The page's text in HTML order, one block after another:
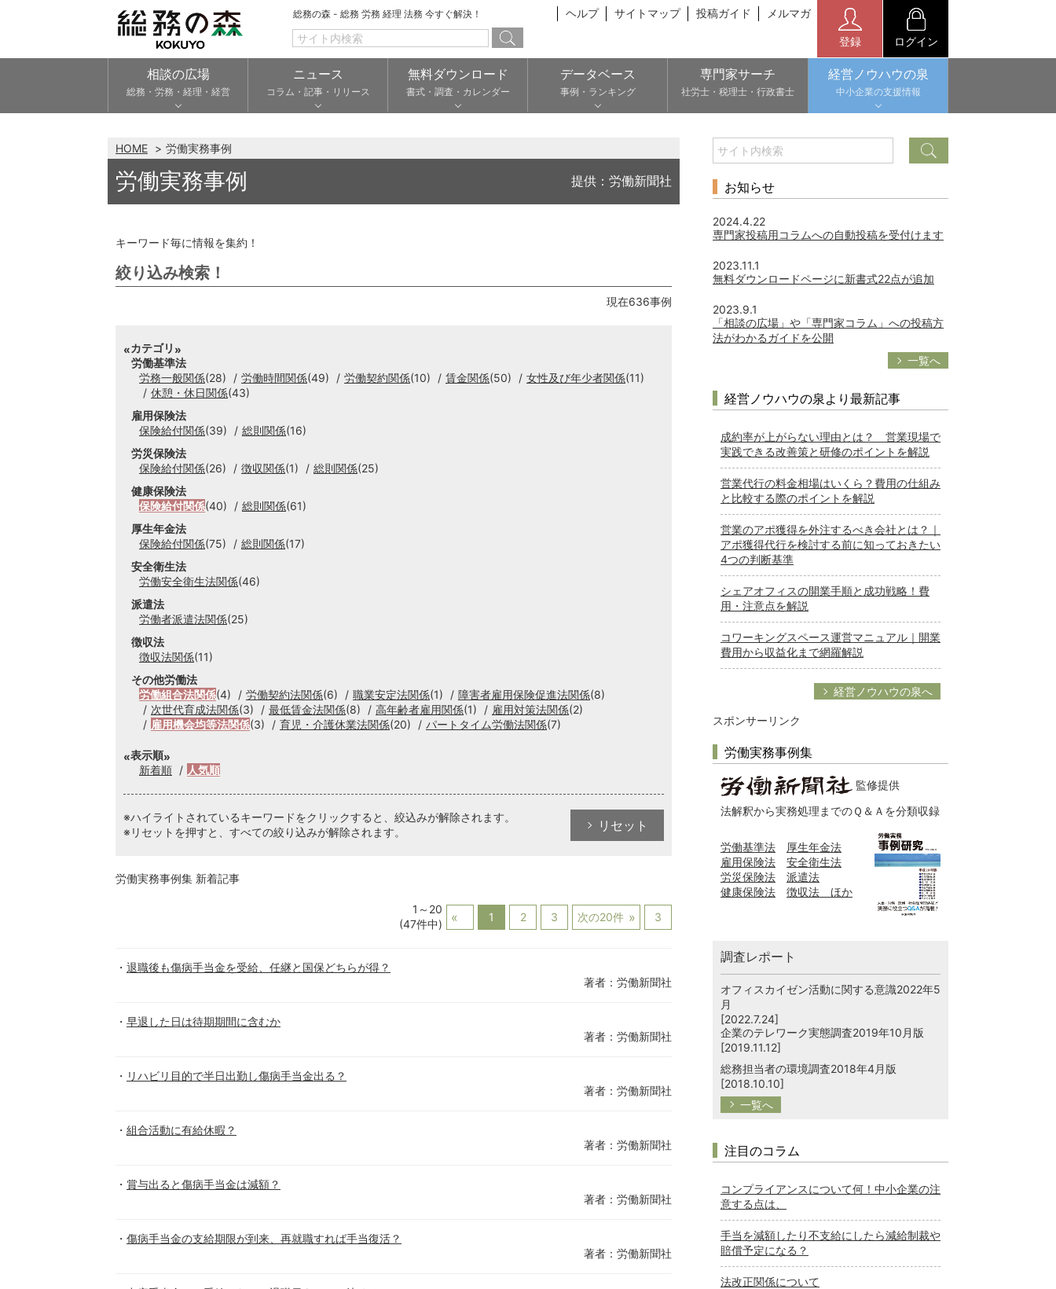
総務の森 - 総務 労務 経理 法務 今すぐ解決！ ヘルプ サイトマップ 投稿ガイド メルマガ
登録 ログイン
相談の広場
総務・労務・経理・経営
ニュース
コラム・記事・リリース
無料ダウンロード
書式・調査・カレンダー
データベース
事例・ランキング
専門家サーチ
社労士・税理士・行政書士
経営ノウハウの泉
中小企業の支援情報
HOME 労働実務事例
労働実務事例 提供：労働新聞社
キーワード毎に情報を集約！
絞り込み検索！
現在636事例
カテゴリ
労働基準法
労務一般関係(28) 労働時間関係(49) 労働契約関係(10) 賃金関係(50) 女性及び年少者関係(11)
休憩・休日関係(43)
雇用保険法
保険給付関係(39) 総則関係(16)
労災保険法
保険給付関係(26) 徴収関係(1) 総則関係(25)
健康保険法
保険給付関係(40) 総則関係(61)
厚生年金法
保険給付関係(75) 総則関係(17)
安全衛生法
労働安全衛生法関係(46)
派遣法
労働者派遣法関係(25)
徴収法
徴収法関係(11)
その他労働法
労働組合法関係(4) 労働契約法関係(6) 職業安定法関係(1) 障害者雇用保険促進法関係(8)
次世代育成法関係(3) 最低賃金法関係(8) 高年齢者雇用関係(1) 雇用対策法関係(2)
雇用機会均等法関係(3) 育児・介護休業法関係(20) パートタイム労働法関係(7)
表示順
新着順
人気順
※ハイライトされているキーワードをクリックすると、絞込みが解除されます。
※リセットを押すと、すべての絞り込みが解除されます。
リセット
労働実務事例集 新着記事
1～20
(47件中)
1 2 3 次の20件 3
退職後も傷病手当金を受給、任継と国保どちらが得？
著者：労働新聞社
早退した日は待期期間に含むか
著者：労働新聞社
リハビリ目的で半日出勤し傷病手当金出る？
著者：労働新聞社
組合活動に有給休暇？
著者：労働新聞社
賞与出ると傷病手当金は減額？
著者：労働新聞社
傷病手当金の支給期限が到来、再就職すれば手当復活？
著者：労働新聞社
お知らせ
2024.4.22
専門家投稿用コラムへの自動投稿を受付けます
2023.11.1
無料ダウンロードページに新書式22点が追加
2023.9.1
「相談の広場」や「専門家コラム」への投稿方
法がわかるガイドを公開
一覧へ
経営ノウハウの泉より最新記事
成約率が上がらない理由とは？ 営業現場で
実践できる改善策と研修のポイントを解説
営業代行の料金相場はいくら？費用の仕組み
と比較する際のポイントを解説
営業のアポ獲得を外注するべき会社とは？｜
アポ獲得代行を検討する前に知っておきたい
4つの判断基準
シェアオフィスの開業手順と成功戦略！費
用・注意点を解説
コワーキングスペース運営マニュアル｜開業
費用から収益化まで網羅解説
経営ノウハウの泉へ
スポンサーリンク
労働実務事例集
監修提供
法解釈から実務処理までのＱ＆Ａを分類収録
労働基準法
厚生年金法
雇用保険法
安全衛生法
労災保険法
派遣法
健康保険法
徴収法 ほか
調査レポート
オフィスカイゼン活動に関する意識2022年5
月
[2022.7.24]
企業のテレワーク実態調査2019年10月版
[2019.11.12]
総務担当者の環境調査2018年4月版
[2018.10.10]
一覧へ
注目のコラム
コンプライアンスについて何！中小企業の注
意する点は、
手当を減額したり不支給にしたら減給制裁や
賠償予定になる？
法改正関係について